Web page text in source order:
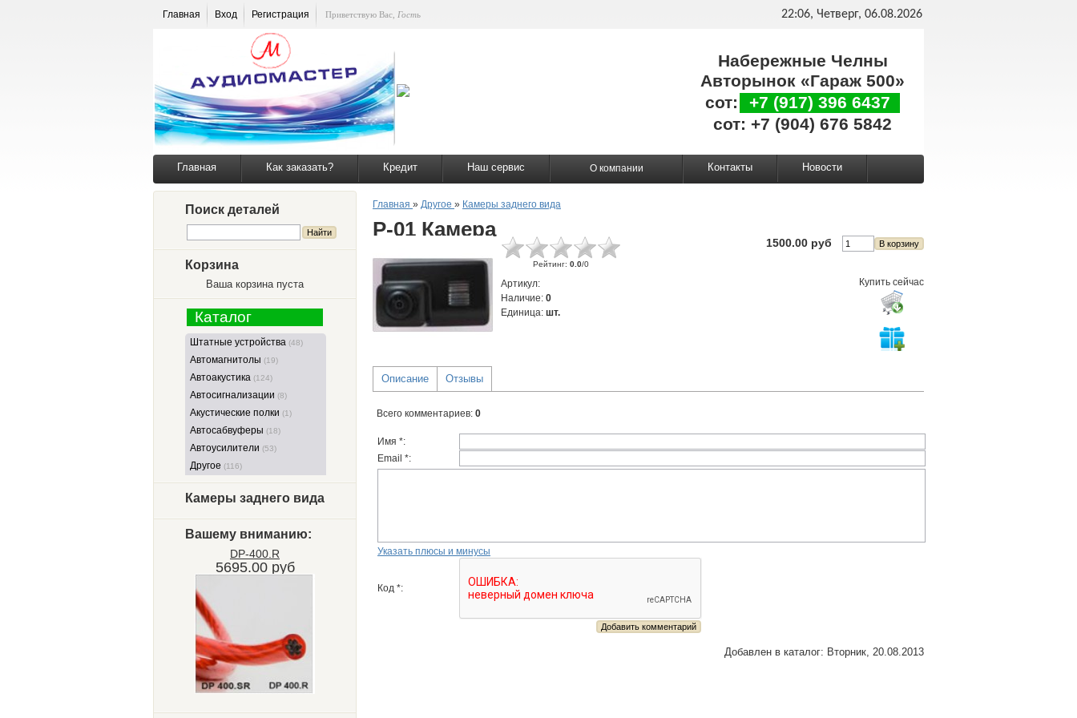
Главная Вход Регистрация Приветствую Вас Гость 22:06, Четверг, 06.08.2026
Набережные Челны
Авторынок «Гараж 500»
сот:
+7 (917) 396 6437
сот: +7 (904) 676 5842
Главная Как заказать? Кредит Наш сервис О компании Контакты Новости
Поиск деталей
Корзина
Ваша корзина пуста
Каталог
Штатные устройства (48)
Автомагнитолы (19)
Автоакустика (124)
Автосигнализации (8)
Акустические полки (1)
Автосабвуферы (18)
Автоусилители (53)
Другое (116)
Камеры заднего вида
Вашему вниманию:
DP-400.R
5695.00 руб
Главная » Другое » Камеры заднего вида
P-01 Камера
Рейтинг: 0.0/0
1500.00 руб
Артикул:
Наличие: 0
Единица: шт.
Купить сейчас
Описание Отзывы
Всего комментариев: 0
Имя *:
Email *:
Указать плюсы и минусы
Код *:
Добавлен в каталог: Вторник, 20.08.2013